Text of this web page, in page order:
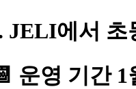
JELI에서 초
운영 기간 1